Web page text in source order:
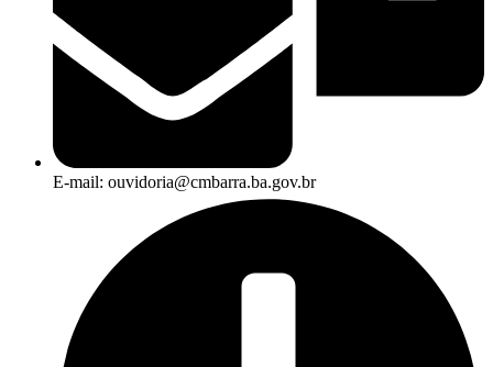
E-mail: ouvidoria@cmbarra.ba.gov.br